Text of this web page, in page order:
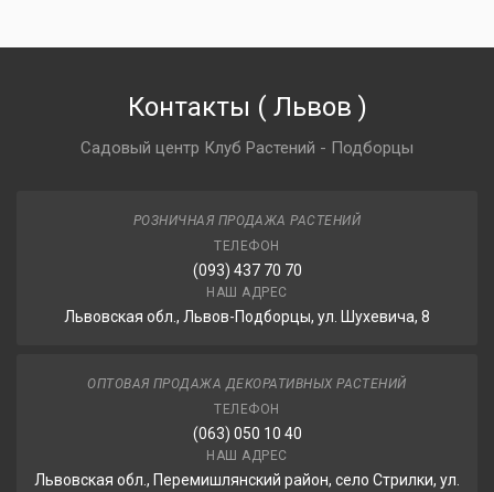
Контакты ( Львов )
Садовый центр Клуб Растений - Подборцы
РОЗНИЧНАЯ ПРОДАЖА РАСТЕНИЙ
ТЕЛЕФОН
(093) 437 70 70
НАШ АДРЕС
Львовская обл., Львов-Подборцы, ул. Шухевича, 8
ОПТОВАЯ ПРОДАЖА ДЕКОРАТИВНЫХ РАСТЕНИЙ
ТЕЛЕФОН
(063) 050 10 40
НАШ АДРЕС
Львовская обл., Перемишлянский район, село Стрилки, ул.